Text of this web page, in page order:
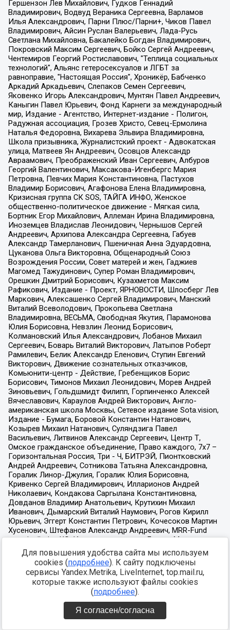
Для повышения удобства сайта мы используем
cookies (подробнее). К сайту подключены
сервисы Yandex.Metrika, LiveInternet, top.mail.ru,
которые также используют файлы cookies
(подробнее).
Я согласен/согласна